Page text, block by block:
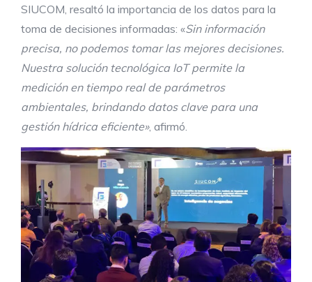
SIUCOM, resaltó la importancia de los datos para la
toma de decisiones informadas: «Sin información
precisa, no podemos tomar las mejores decisiones.
Nuestra solución tecnológica IoT permite la
medición en tiempo real de parámetros
ambientales, brindando datos clave para una
gestión hídrica eficiente», afirmó.